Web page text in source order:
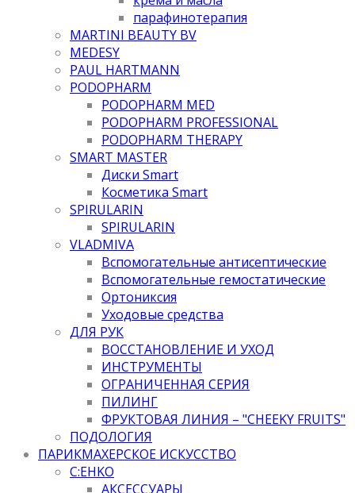
парафинотерапия
MARTINI BEAUTY BV
MEDESY
PAUL HARTMANN
PODOPHARM
PODOPHARM MED
PODOPHARM PROFESSIONAL
PODOPHARM THERAPY
SMART MASTER
Диски Smart
Косметика Smart
SPIRULARIN
SPIRULARIN
VLADMIVA
Вспомогательные антисептические
Вспомогательные гемостатические
Ортониксия
Уходовые средства
ДЛЯ РУК
ВОССТАНОВЛЕНИЕ И УХОД
ИНСТРУМЕНТЫ
ОГРАНИЧЕННАЯ СЕРИЯ
ПИЛИНГ
ФРУКТОВАЯ ЛИНИЯ – "CHEEKY FRUITS"
ПОДОЛОГИЯ
ПАРИКМАХЕРСКОЕ ИСКУССТВО
C:EHKO
АКСЕССУАРЫ